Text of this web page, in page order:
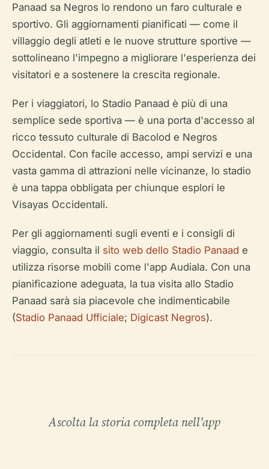
Panaad sa Negros lo rendono un faro culturale e
sportivo. Gli aggiornamenti pianificati — come il
villaggio degli atleti e le nuove strutture sportive —
sottolineano l'impegno a migliorare l'esperienza dei
visitatori e a sostenere la crescita regionale.
Per i viaggiatori, lo Stadio Panaad è più di una
semplice sede sportiva — è una porta d'accesso al
ricco tessuto culturale di Bacolod e Negros
Occidental. Con facile accesso, ampi servizi e una
vasta gamma di attrazioni nelle vicinanze, lo stadio
è una tappa obbligata per chiunque esplori le
Visayas Occidentali.
Per gli aggiornamenti sugli eventi e i consigli di
viaggio, consulta il sito web dello Stadio Panaad e
utilizza risorse mobili come l'app Audiala. Con una
pianificazione adeguata, la tua visita allo Stadio
Panaad sarà sia piacevole che indimenticabile
(Stadio Panaad Ufficiale; Digicast Negros).
Ascolta la storia completa nell'app